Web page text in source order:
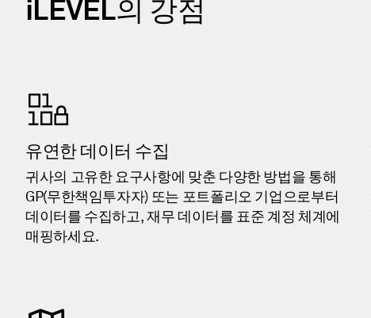
iLEVEL의 강점
유연한 데이터 수집
귀사의 고유한 요구사항에 맞춘 다양한 방법을 통해
GP(무한책임투자자) 또는 포트폴리오 기업으로부터
데이터를 수집하고, 재무 데이터를 표준 계정 체계에
매핑하세요.